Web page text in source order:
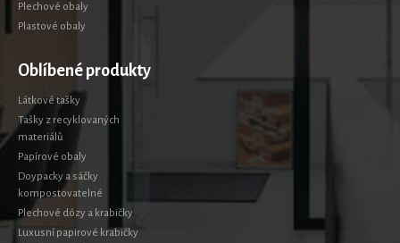
Plechové obaly
Plastové obaly
Oblíbené produkty
Látkové tašky
Tašky z recyklovaných
materiálů
Papírové obaly
Doypacky a sáčky
kompostovatelné
Plechové dózy a krabičky
Luxusní papirové krabičky